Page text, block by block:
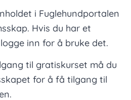
i Fuglehundportalen
Hvis du har et
inn for å bruke det.
til gratiskurset må du
for å få tilgang til